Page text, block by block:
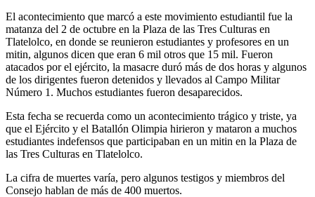
El acontecimiento que marcó a este movimiento estudiantil fue la
matanza del 2 de octubre en la Plaza de las Tres Culturas en
Tlatelolco, en donde se reunieron estudiantes y profesores en un
mitin, algunos dicen que eran 6 mil otros que 15 mil. Fueron
atacados por el ejército, la masacre duró más de dos horas y algunos
de los dirigentes fueron detenidos y llevados al Campo Militar
Número 1. Muchos estudiantes fueron desaparecidos.
Esta fecha se recuerda como un acontecimiento trágico y triste, ya
que el Ejército y el Batallón Olimpia hirieron y mataron a muchos
estudiantes indefensos que participaban en un mitin en la Plaza de
las Tres Culturas en Tlatelolco.
La cifra de muertes varía, pero algunos testigos y miembros del
Consejo hablan de más de 400 muertos.